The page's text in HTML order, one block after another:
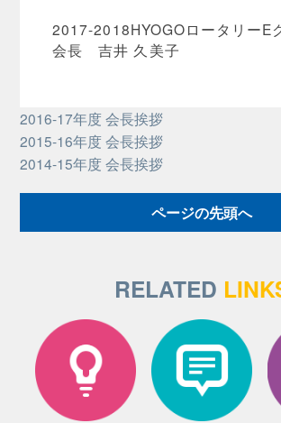
2017-2018HYOGOロータリーE
会長 吉井 久美子
2016-17年度 会長挨拶
2015-16年度 会長挨拶
2014-15年度 会長挨拶
ページの先頭へ
RELATED